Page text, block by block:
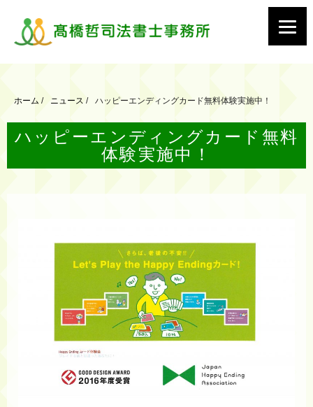
ホーム / ニュース / ハッピーエンディングカード無料体験実施中！
ハッピーエンディングカード無料
体験実施中！